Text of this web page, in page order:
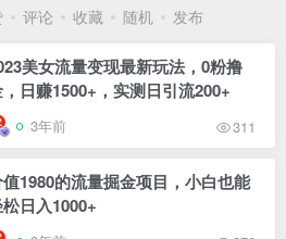
评论 收藏 随机 发布
美女流量变现最新玩法，0粉撸
日赚1500+，实测日引流200+
3年前 311
1980的流量掘金项目，小白也能
日入1000+